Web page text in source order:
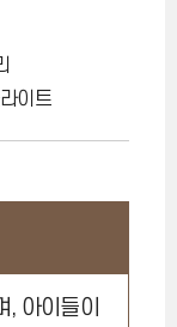
이트
아이들이